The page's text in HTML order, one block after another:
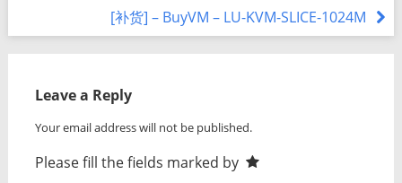
[补货] – BuyVM – LU-KVM-SLICE-1024M
Leave a Reply
Your email address will not be published.
Please fill the fields marked by